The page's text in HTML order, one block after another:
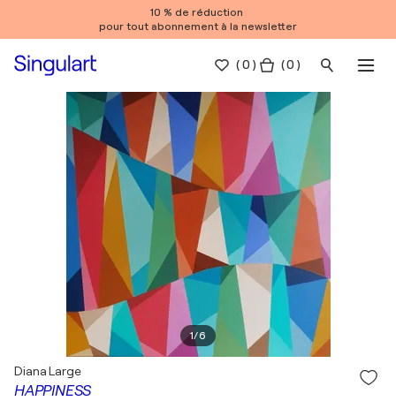
10 % de réduction
pour tout abonnement à la newsletter
(0 ) ( 0 )
1/6
HAPPINESS
Diana Large